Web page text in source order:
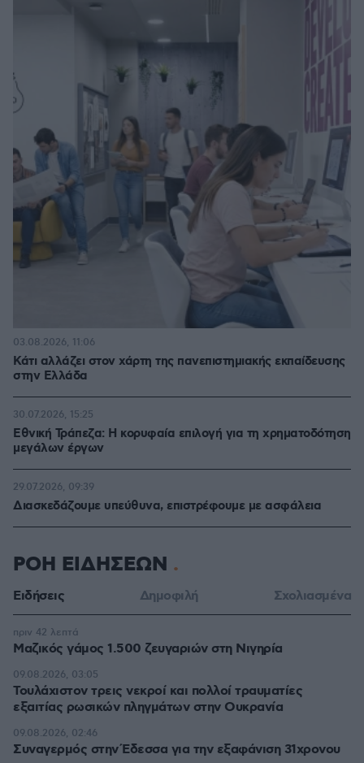
Κάτι αλλάζει στον χάρτη της πανεπιστημιακής εκπαίδευσης
στην Ελλάδα
03.08.2026, 11:06
Εθνική Τράπεζα: Η κορυφαία επιλογή για τη χρηματοδότηση
μεγάλων έργων
30.07.2026, 15:25
Διασκεδάζουμε υπεύθυνα, επιστρέφουμε με ασφάλεια
29.07.2026, 09:39
ΡΟΗ ΕΙΔΗΣΕΩΝ
Ειδήσεις Δημοφιλή Σχολιασμένα
Μαζικός γάμος 1.500 ζευγαριών στη Νιγηρία
πριν 42 λεπτά
Τουλάχιστον τρεις νεκροί και πολλοί τραυματίες
εξαιτίας ρωσικών πληγμάτων στην Ουκρανία
09.08.2026, 03:05
Συναγερμός στην Έδεσσα για την εξαφάνιση 31χρονου
09.08.2026, 02:46